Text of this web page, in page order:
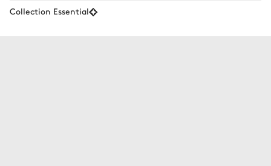
Collection Essential